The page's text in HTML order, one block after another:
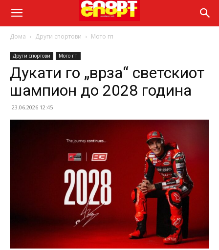
Дома Други спортови Мото гп
Други спортови Мото гп
Дукати го „врза“ светскиот
шампион до 2028 година
23.06.2026 12:45